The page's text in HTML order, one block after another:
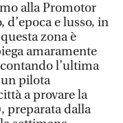
alla Promotor
e lusso, in
zona è
amaramente
l’ultima
pilota
a provare la
preparata dalla